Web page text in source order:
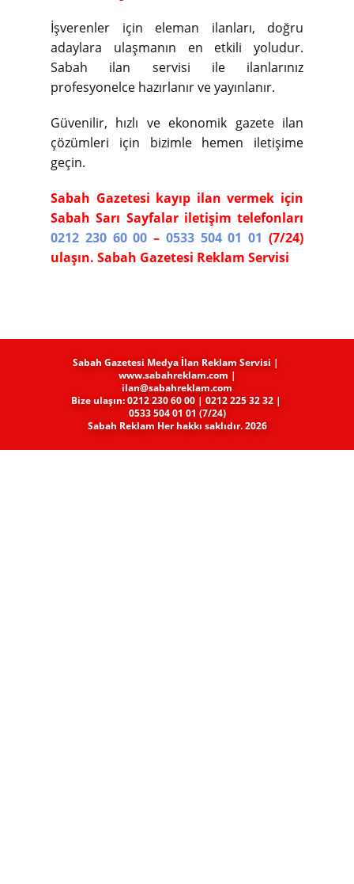
İşverenler için eleman ilanları, doğru
adaylara ulaşmanın en etkili yoludur.
Sabah ilan servisi ile ilanlarınız
profesyonelce hazırlanır ve yayınlanır.
Güvenilir, hızlı ve ekonomik gazete ilan
çözümleri için bizimle hemen iletişime
geçin.
Sabah Gazetesi kayıp ilan vermek için
Sabah Sarı Sayfalar iletişim telefonları
0212 230 60 00– 0533 504 01 01(7/24)
ulaşın. Sabah Gazetesi Reklam Servisi
Sabah Gazetesi Medya​ İlan Reklam Servisi |
www.sabahreklam.com |
ilan@sabahreklam.com
Bize ulaşın: 0212 230 60 00 | 0212 225 32 32 |
0533 504 01 01 (7/24)
Sabah Reklam Her hakkı saklıdır. 2026